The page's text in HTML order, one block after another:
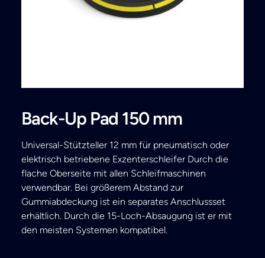
Back-Up Pad 150 mm
Universal-Stützteller 12 mm für pneumatisch oder
elektrisch betriebene Exzenterschleifer Durch die
flache Oberseite mit allen Schleifmaschinen
verwendbar. Bei größerem Abstand zur
Gummiabdeckung ist ein separates Anschlussset
erhältlich. Durch die 15-Loch-Absaugung ist er mit
den meisten Systemen kompatibel.